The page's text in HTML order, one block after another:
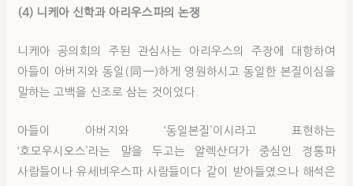
(4) 니케아 신학과 아리우스파의 논쟁
니케아 공의회의 주된 관심사는 아리우스의 주장에 대항하여
아들이 아버지와 동일(同一)하게 영원하시고 동일한 본질이심을
말하는 고백을 신조로 삼는 것이었다.
아들이 아버지와 ‘동일본질’이시라고 표현하는
‘호모우시오스’라는 말을 두고는 알렉산더가 중심인 정통파
사람들이나 유세비우스파 사람들이다 같이 받아들였으나 해석은